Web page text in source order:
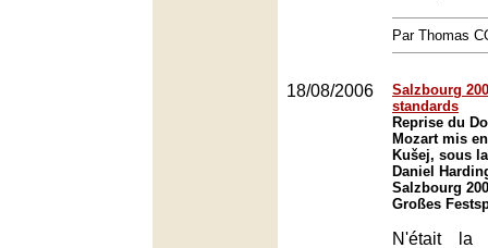
Par Thomas
18/08/2006
Salzbourg
standards
Reprise du
Mozart mis
Kušej, sous
Daniel
Salzbourg
Großes
N'était la